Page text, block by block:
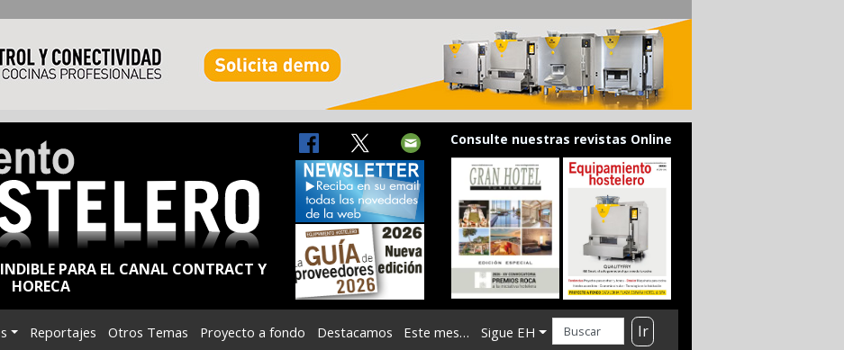
PARA EL CANAL CONTRACT Y
HORECA
Consulte nuestras revistas Online
Reportajes Otros Temas Proyecto a fondo Destacamos Este mes… Sigue EH Ir